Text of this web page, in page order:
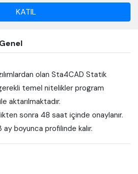
KATIL
Genel
olan Sta4CAD Statik
gerekli temel nitelikler program
aktarılmaktadır.
sonra 48 saat içinde onaylanır.
ay boyunca profilinde kalır.